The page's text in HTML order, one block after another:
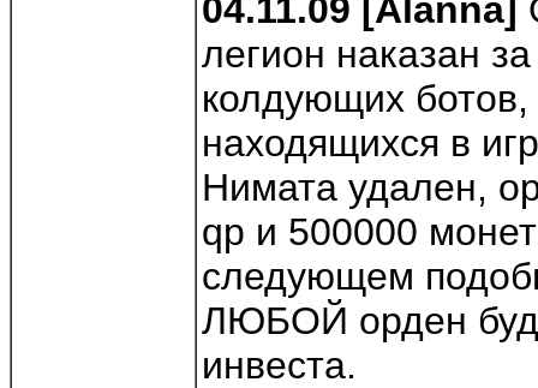
04.11.09 [Alanna]
легион наказан
колдующих ботов,
находящихся в
Нимата удален,
qp и 500000
следующем
ЛЮБОЙ орден
инвеста.